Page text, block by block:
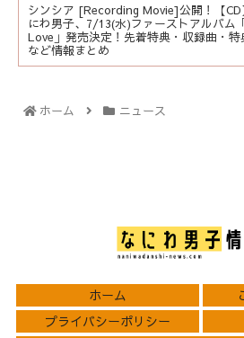
シンシア [Recording Movie]公開！【CD
にわ男子、7/13(水)ファーストアルバム
Love」発売決定！先着特典・収録曲・特
など情報まとめ
ホーム ニュース
ホーム
プライバシーポリシー